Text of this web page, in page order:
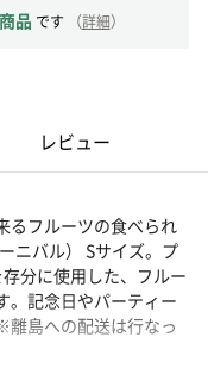
品 です （詳細）
レビュー
るフルーツの食べられ
ニバル） Sサイズ。プ
分に使用した、フルー
。記念日やパーティー
島への配送は行なっ